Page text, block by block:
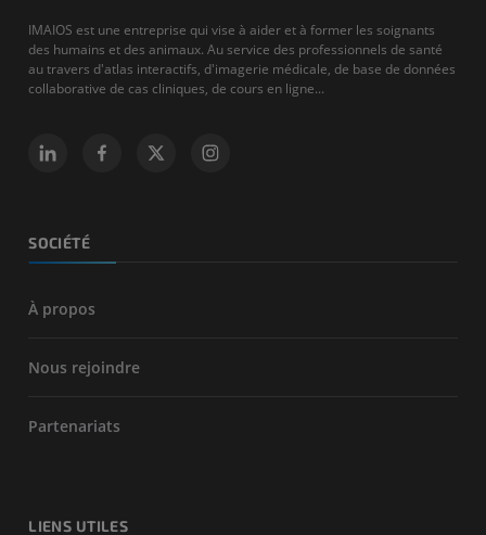
IMAIOS est une entreprise qui vise à aider et à former les soignants
des humains et des animaux. Au service des professionnels de santé
au travers d'atlas interactifs, d'imagerie médicale, de base de données
collaborative de cas cliniques, de cours en ligne...
SOCIÉTÉ
À propos
Nous rejoindre
Partenariats
LIENS UTILES